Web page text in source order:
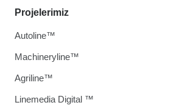
Projelerimiz
Autoline™
Machineryline™
Agriline™
Linemedia Digital ™